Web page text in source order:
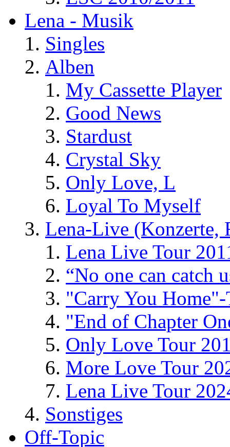
Lena - Musik
Singles
Alben
My Cassette Player
Good News
Stardust
Crystal Sky
Only Love, L
Loyal To Myself
Lena-Live (Konzerte,
Lena Live Tour
“No one can catch
"Carry You
"End of Chapter
Only Love Tour
More Love Tour
Lena Live Tour
Sonstiges
Off-Topic